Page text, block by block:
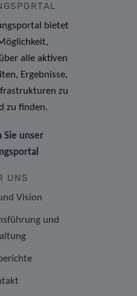
bietet
alle aktiven
Ergebnisse,
zu
zu finden.
Sie unser
UNS
Vision
und